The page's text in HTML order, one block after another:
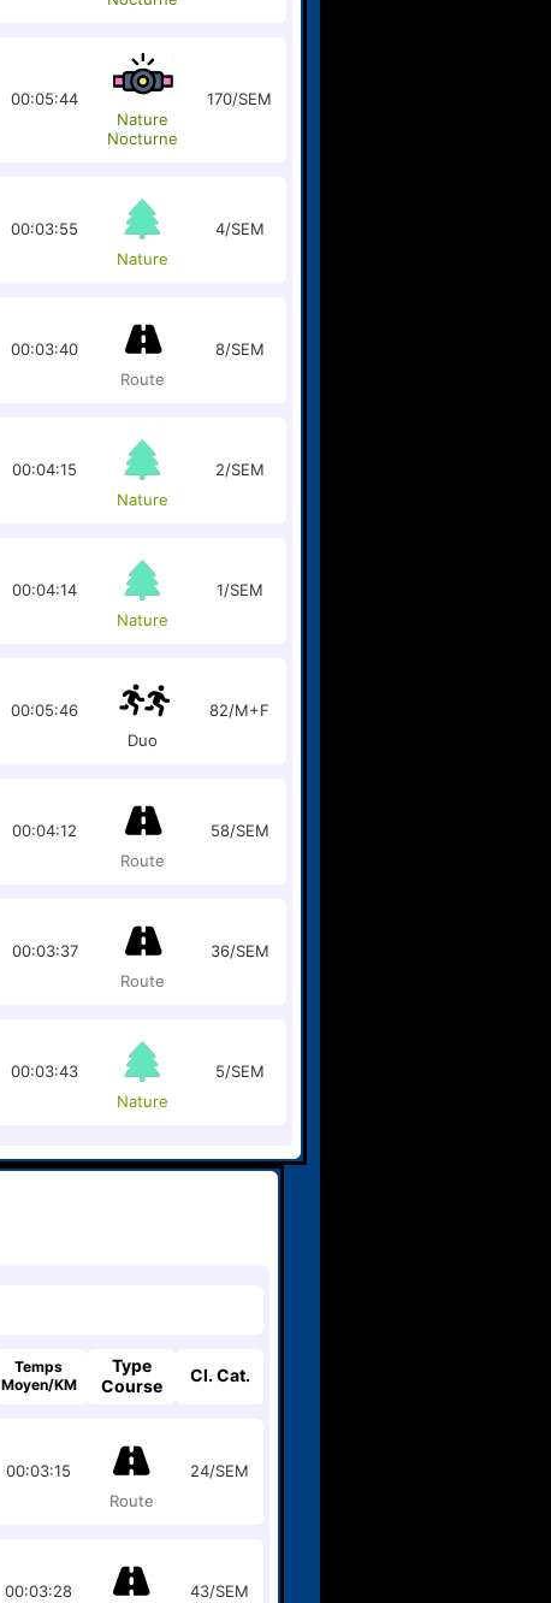
00:05:44
Nature
Nocturne
170/SEM
00:03:55
Nature
4/SEM
00:03:40
Route
8/SEM
00:04:15
Nature
2/SEM
00:04:14
Nature
1/SEM
00:05:46
Duo
82/M+F
00:04:12
Route
58/SEM
00:03:37
Route
36/SEM
00:03:43
Nature
5/SEM
Temps
Moyen/KM
Type
Course
Cl. Cat.
00:03:15
Route
24/SEM
00:03:28 43/SEM